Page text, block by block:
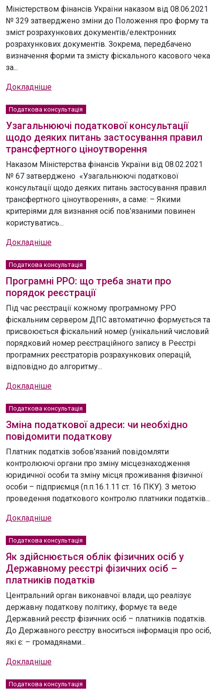
Міністерством фінансів України наказом від 08.06.2021
№ 329 затверджено зміни до Положення про форму та
зміст розрахункових документів/електронних
розрахункових документів. Зокрема, передбачено
визначення форми та змісту фіскального касового чека
за...
Докладніше
Податкова консультація
Узагальнюючі податкової консультації
щодо деяких питань застосування правил
трансфертного ціноутворення
Наказом Міністерства фінансів України від 08.02.2021
№ 67 затверджено «Узагальнюючі податкової
консультації щодо деяких питань застосування правил
трансфертного ціноутворення», а саме: – Якими
критеріями для визнання осіб пов’язаними повинен
користуватись...
Докладніше
Податкова консультація
Програмні РРО: що треба знати про
порядок реєстрації
Під час реєстрації кожному програмному РРО
фіскальним сервером ДПС автоматично формується та
присвоюється фіскальний номер (унікальний числовий
порядковий номер реєстраційного запису в Реєстрі
програмних реєстраторів розрахункових операцій,
відповідно до алгоритму...
Докладніше
Податкова консультація
Зміна податкової адреси: чи необхідно
повідомити податкову
Платник податків зобов’язаний повідомляти
контролюючі органи про зміну місцезнаходження
юридичної особи та зміну місця проживання фізичної
особи – підприємця (п.п.16.1.11 ст. 16 ПКУ). З метою
проведення податкового контролю платники податків...
Докладніше
Податкова консультація
Як здійснюється облік фізичних осіб у
Державному реєстрі фізичних осіб –
платників податків
Центральний орган виконавчої влади, що реалізує
державну податкову політику, формує та веде
Державний реєстр фізичних осіб – платників податків.
До Державного реєстру вноситься інформація про осіб,
які є: – громадянами...
Докладніше
Податкова консультація